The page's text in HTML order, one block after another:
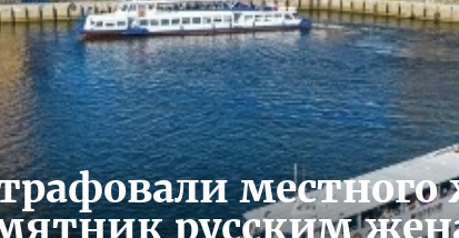
русским